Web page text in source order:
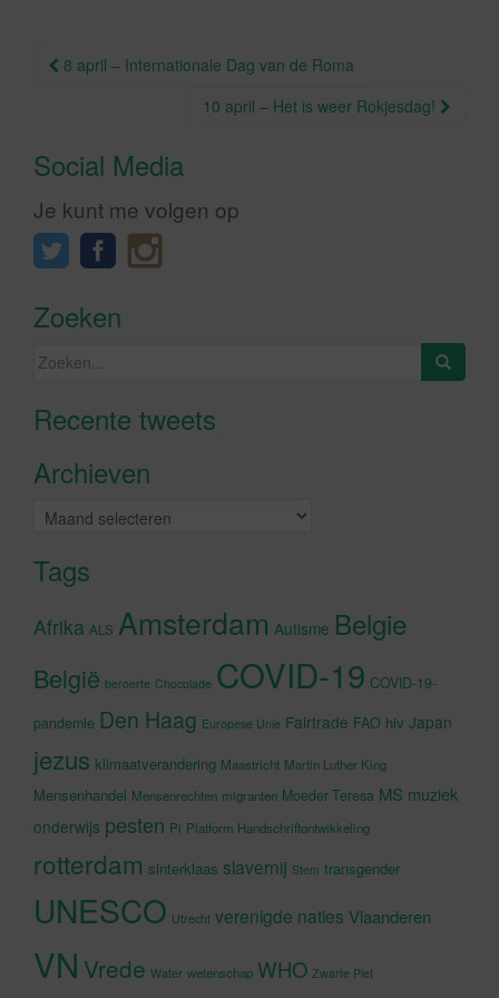
o
Berichtnavigatie
8 april – Internationale Dag van de Roma
10 april – Het is weer Rokjesdag!
Social Media
Je kunt me volgen op
Zoeken
Zoeken
Recente tweetsKlik om marketing cookies te
Archieven
Archieven
Tags
Afrika ALS Amsterdam Autisme Belgie
België beroerte Chocolade COVID-19 COVID-19-
pandemie Den Haag Europese Unie Fairtrade FAO hiv Japan
jezus klimaatverandering Maastricht Martin Luther King
Mensenhandel Mensenrechten migranten Moeder Teresa MS muziek
onderwijs pesten Pi Platform Handschriftontwikkeling
rotterdam sinterklaas slavernij Stem transgender
UNESCO Utrecht verenigde naties Vlaanderen
VN Vrede Water wetenschap WHO Zwarte Piet